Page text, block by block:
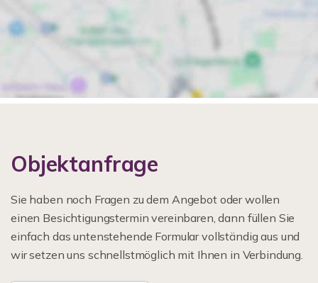
Objektanfrage
Sie haben noch Fragen zu dem Angebot oder wollen
einen Besichtigungstermin vereinbaren, dann füllen Sie
einfach das untenstehende Formular vollständig aus und
wir setzen uns schnellstmöglich mit Ihnen in Verbindung.